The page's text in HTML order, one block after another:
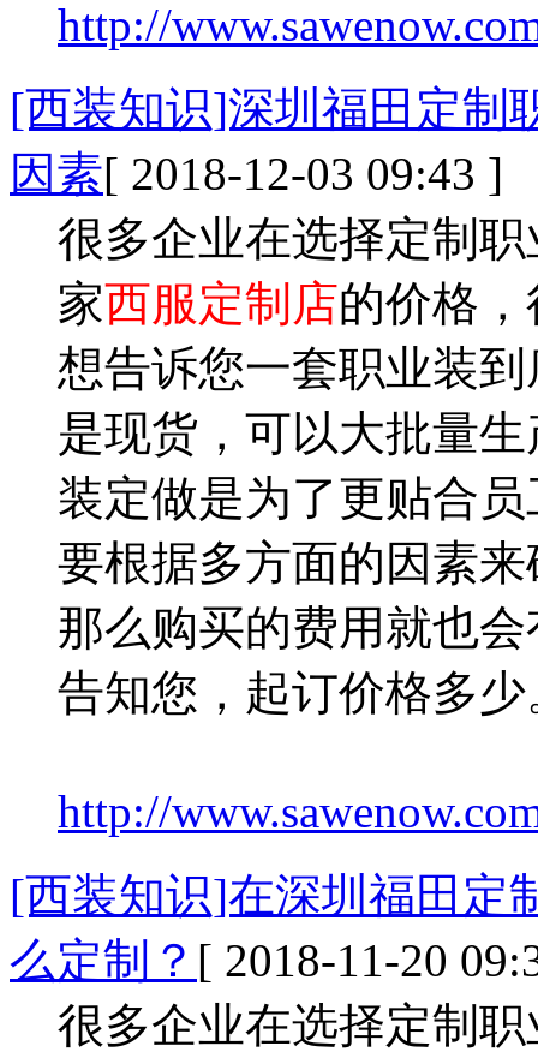
http://
[西装知识]深圳福田定制
因素[ 2018-12-03 09:43 ]
很多企业在选择定制
家西服定制店的价格
想告诉您一套职业装
是现货，可以大批量
装定做是为了更贴合
要根据多方面的因素
那么购买的费用就也
告知您，起订价格多少
http://
[西装知识]在深圳福田定
么定制？ [ 2018-11-20
很多企业在选择定制